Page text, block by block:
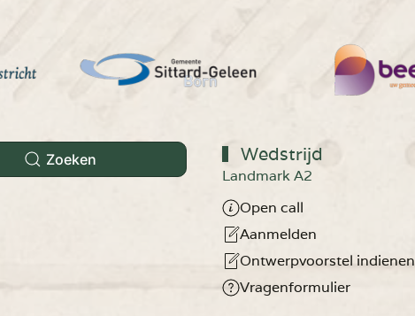
Zoeken Wedstrijd
Landmark A2
Open call
Aanmelden
Ontwerpvoorstel indienen
Vragenformulier